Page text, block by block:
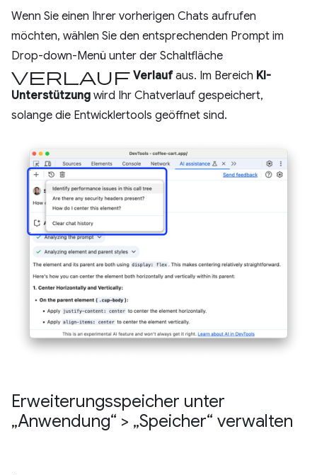
Wenn Sie einen Ihrer vorherigen Chats aufrufen
möchten, wählen Sie den entsprechenden Prompt im
Drop-down-Menü unter der Schaltfläche
Verlauf Verlaufaus. Im Bereich KI-
Unterstützung wird Ihr Chatverlauf gespeichert,
solange die Entwicklertools geöffnet sind.
Erweiterungsspeicher unter
„Anwendung“ > „Speicher“ verwalten